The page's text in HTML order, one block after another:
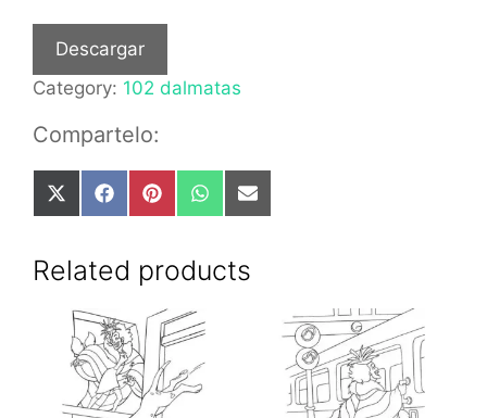
Descargar
Category: 102 dalmatas
Compartelo:
Share
on
(Twitter)
Share
on
Share
on
Share
on
Share
on
Related products